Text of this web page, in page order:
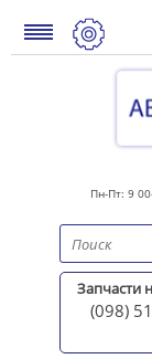
Пн-Пт: 9
Запчасти
(098)